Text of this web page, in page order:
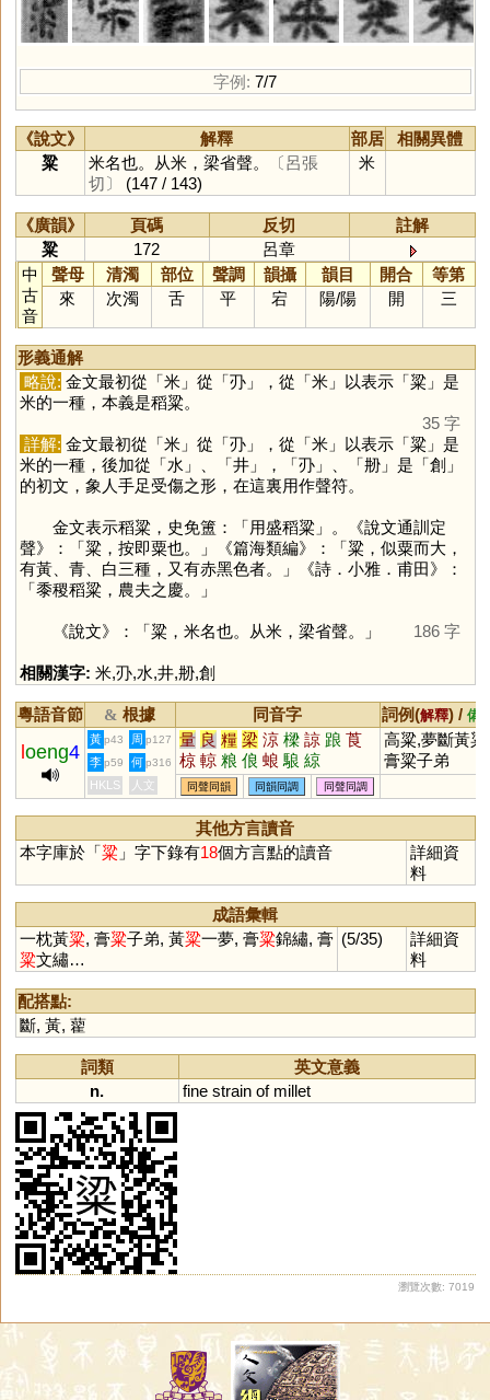
字例: 7/7
《說文》 解釋 部居
相關異體
粱
米名也。从米，梁省聲。
〔呂張
切〕
(147 / 143)
米
《廣韻》 頁碼 反切
註解
粱
172
呂章
中
古
音
聲母 清濁 部位 聲調 韻攝 韻目 開合
等第
來
次濁 舌 平 宕 陽/陽 開 三
形義通解
略說: 金文最初從「米」從「刅」，從「米」以表示「粱」是
米的一種，本義是稻粱。
35 字
詳解: 金文最初從「米」從「刅」，從「米」以表示「粱」是
米的一種，後加從「水」、「井」，「刅」、「刱」是「創 」
的初文，象人手足受傷之形，在這裏用作聲符。
金文表示稻粱，史免簠：「用盛稻粱」。《說文通訓定
聲》：「粱，按即粟也。」《篇海類編》：「粱，似粟而大，
有黃、青、白三種，又有赤黑色者。」《詩．小雅．甫田》：
「黍稷稻粱，農夫之慶。」
《說文》：「粱，米名也。从米，梁省聲。」 186 字
相關漢字: 米,刅,水,井,刱,創
粵語音節 & 根據 同音字 詞例(解釋) / 備
oeng4
黃 p43 周 p127 量 良 糧 梁 涼 樑 諒 踉 莨
椋 輬 粮 俍 蜋 駺 綡
高粱,夢斷黃粱,
膏粱子弟
李 p59 何 p316
HKLS 人文 同聲同韻 同韻同調 同聲同調
其他方言讀音
本字庫於「粱」字下錄有18個方言點的讀音
詳細資
料
成語彙輯
一枕黃粱, 膏粱子弟, 黃粱一夢, 膏粱錦繡, 膏
粱文繡…
(5/35)
詳細資
料
配搭點:
斷, 黃, 藋
詞類
英文意義
n.
fine strain of millet
瀏覽次數: 7019